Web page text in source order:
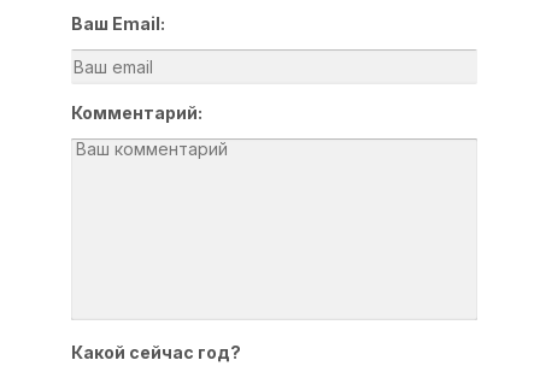
Ваш Email:
Комментарий:
Какой сейчас год?